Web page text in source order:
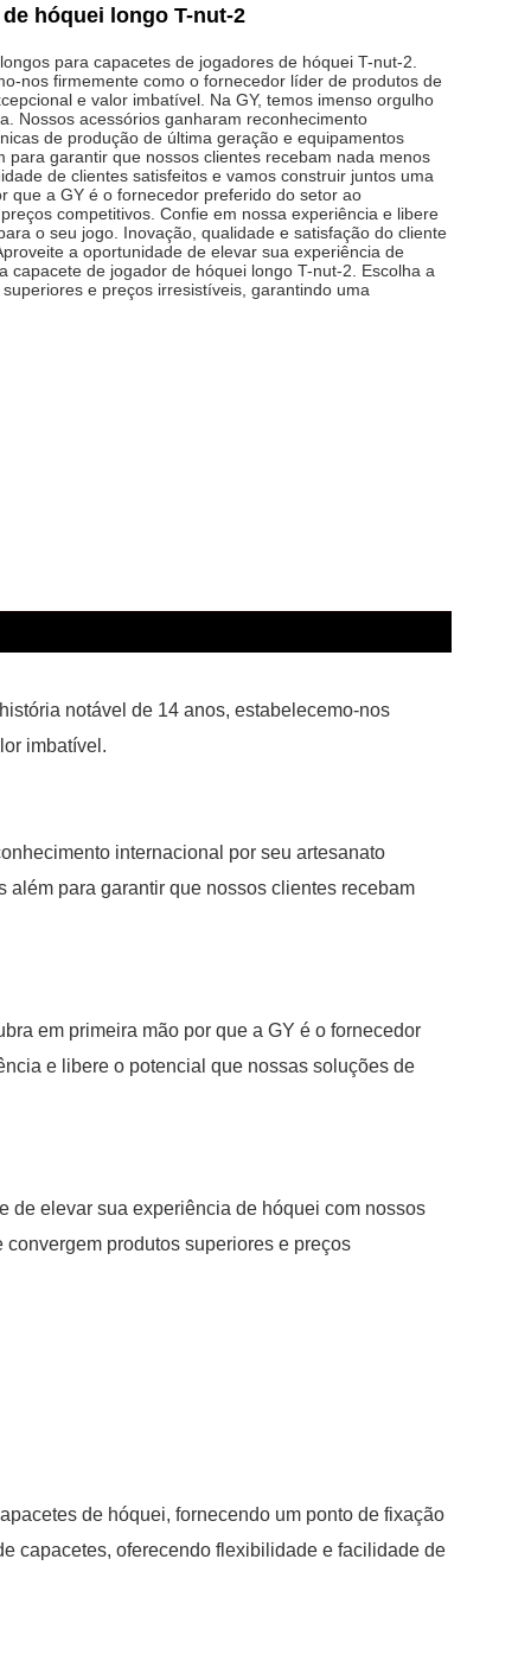
hóquei longo T-nut-2
para capacetes de jogadores de hóquei T-nut-2.
nos firmemente como o fornecedor líder de produtos de
e valor imbatível. Na GY, temos imenso orgulho
Nossos acessórios ganharam reconhecimento
de produção de última geração e equipamentos
garantir que nossos clientes recebam nada menos
de clientes satisfeitos e vamos construir juntos uma
que a GY é o fornecedor preferido do setor ao
competitivos. Confie em nossa experiência e libere
o seu jogo. Inovação, qualidade e satisfação do cliente
a oportunidade de elevar sua experiência de
capacete de jogador de hóquei longo T-nut-2. Escolha a
e preços irresistíveis, garantindo uma
notável de 14 anos, estabelecemo-nos
imbatível.
internacional por seu artesanato
para garantir que nossos clientes recebam
em primeira mão por que a GY é o fornecedor
e libere o potencial que nossas soluções de
de elevar sua experiência de hóquei com nossos
produtos superiores e preços
de hóquei, fornecendo um ponto de fixação
capacetes, oferecendo flexibilidade e facilidade de